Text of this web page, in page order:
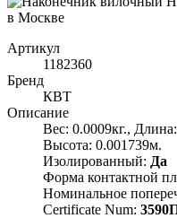
Артикул
1182360
Бренд
КВТ
Описание
Вес: 0.0009кг.,
Высота: 0.001739м.
Изолированный: Да
Форма контактной
Номинальное
Certificate Num: